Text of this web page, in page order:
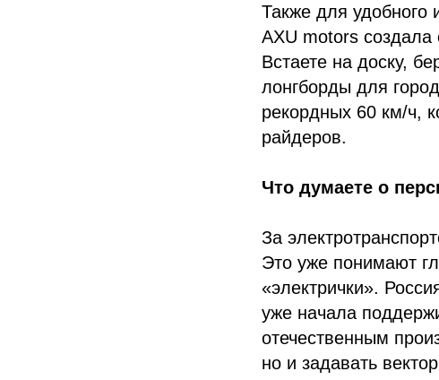
Также для удобного
AXU motors создала
Встаете на доску,
лонгборды для
рекордных 60 км/ч,
райдеров.
Что думаете о
За
Это уже понимают
«электрички».
уже начала
отечественным
но и задавать